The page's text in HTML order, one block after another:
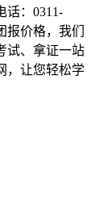
话：0311-
报价格，我们
试、拿证一站
，让您轻松学